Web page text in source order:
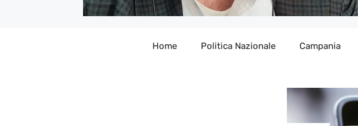
Home Politica Nazionale Campania